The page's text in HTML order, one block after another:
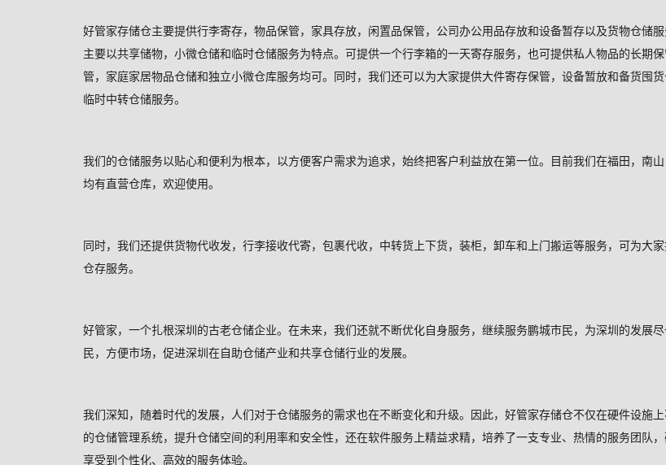
好管家存储仓主要提供行李寄存，物品保管，家具存放，闲置品保管，公司办公用品存放和设备暂存以及货物仓储
主要以共享储物，小微仓储和临时仓储服务为特点。可提供一个行李箱的一天寄存服务，也可提供私人物品的长期
管，家庭家居物品仓储和独立小微仓库服务均可。同时，我们还可以为大家提供大件寄存保管，设备暂放和备货囤
临时中转仓储服务。
我们的仓储服务以贴心和便利为根本，以方便客户需求为追求，始终把客户利益放在第一位。目前我们在福田，南
均有直营仓库，欢迎使用。
同时，我们还提供货物代收发，行李接收代寄，包裹代收，中转货上下货，装柜，卸车和上门搬运等服务，可为大
仓存服务。
好管家，一个扎根深圳的古老仓储企业。在未来，我们还就不断优化自身服务，继续服务鹏城市民，为深圳的发展
民，方便市场，促进深圳在自助仓储产业和共享仓储行业的发展。
我们深知，随着时代的发展，人们对于仓储服务的需求也在不断变化和升级。因此，好管家存储仓不仅在硬件设施
的仓储管理系统，提升仓储空间的利用率和安全性，还在软件服务上精益求精，培养了一支专业、热情的服务团队
享受到个性化、高效的服务体验。